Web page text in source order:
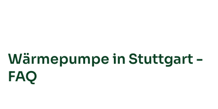
Wärmepumpe in Stuttgart -
FAQ